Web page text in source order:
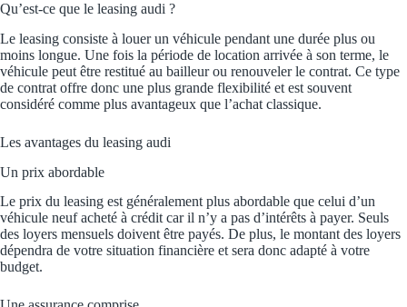
Qu’est-ce que le leasing audi ?
Le leasing consiste à louer un véhicule pendant une durée plus ou
moins longue. Une fois la période de location arrivée à son terme, le
véhicule peut être restitué au bailleur ou renouveler le contrat. Ce type
de contrat offre donc une plus grande flexibilité et est souvent
considéré comme plus avantageux que l’achat classique.
Les avantages du leasing audi
Un prix abordable
Le prix du leasing est généralement plus abordable que celui d’un
véhicule neuf acheté à crédit car il n’y a pas d’intérêts à payer. Seuls
des loyers mensuels doivent être payés. De plus, le montant des loyers
dépendra de votre situation financière et sera donc adapté à votre
budget.